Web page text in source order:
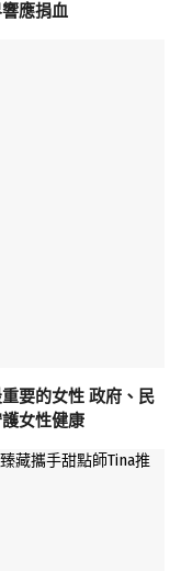
應捐血
要的女性 政府、民
女性健康